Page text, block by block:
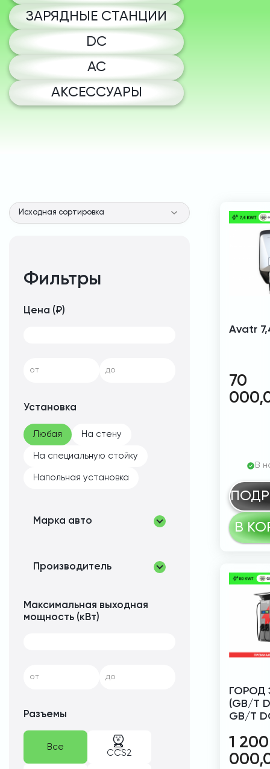
ЗАРЯДНЫЕ СТАНЦИИ
DC
AC
АКСЕССУАРЫ
Фильтры
Цена (₽)
от до
Установка
Любая На стену
На специальную стойку
Напольная установка
Марка авто
Производитель
Максимальная выходная
мощность (кВт)
от до
Разъемы
Все
CCS2
Avatr
70
В
В
ГОРОД
(GB/T
GB/T
1 200